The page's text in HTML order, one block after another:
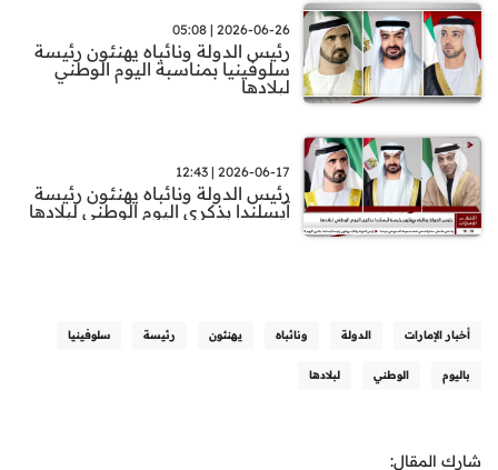
2026-06-26 | 05:08
رئيس الدولة ونائباه يهنئون رئيسة
سلوفينيا بمناسبة اليوم الوطني
لبلادها
2026-06-17 | 12:43
رئيس الدولة ونائباه يهنئون رئيسة
آيسلندا بذكرى اليوم الوطني لبلادها
أخبار الإمارات الدولة ونائباه يهنئون رئيسة سلوفينيا
باليوم الوطني لبلادها
شارك المقال: